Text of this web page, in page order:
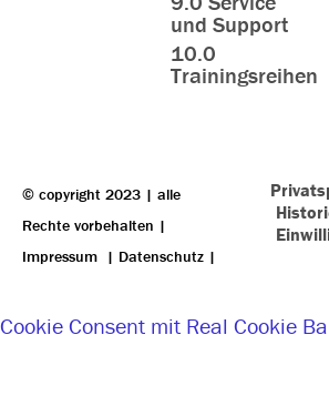
und Support
10.0
Trainingsreihen
© copyright 2023 | alle
Rechte vorbehalten |
Impressum | Datenschutz |
Cookie Consent mit Real Cookie